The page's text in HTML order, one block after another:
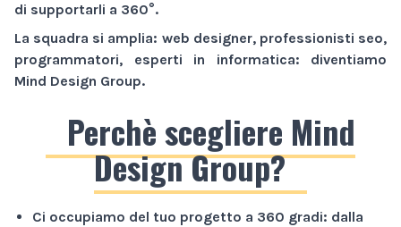
di supportarli a 360°.
La squadra si amplia: web designer, professionisti seo,
programmatori, esperti in informatica: diventiamo
Mind Design Group.
Perchè scegliere Mind
Design Group?
Ci occupiamo del tuo progetto a 360 gradi: dalla